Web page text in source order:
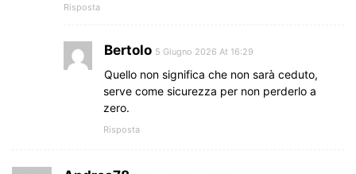
Risposta
Bertolo 5 Giugno 2026 At 16:29
Quello non significa che non sarà ceduto,
serve come sicurezza per non perderlo a
zero.
Risposta